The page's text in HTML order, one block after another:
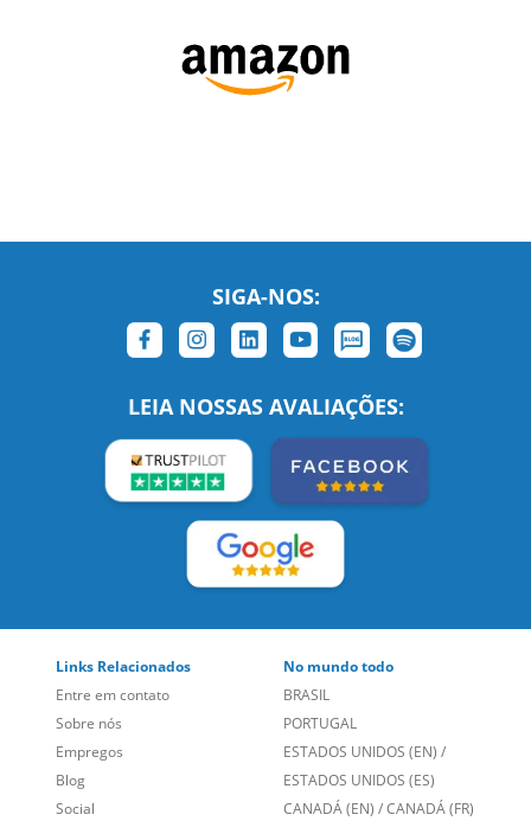
Entre em contato
Sobre nós
Empregos
Blog
Social
Site Corporativo
BRASIL
PORTUGAL
ESTADOS UNIDOS (EN)
ESTADOS UNIDOS (ES)
CANADÁ (EN)/CANADÁ (FR)
REINO UNIDO E IRLANDA